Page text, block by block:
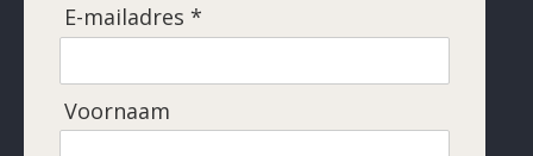
E-mailadres *
Voornaam